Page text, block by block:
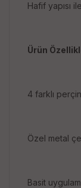
Hafif yapısı
Ürün
4 farklı
Özel metal
Basit